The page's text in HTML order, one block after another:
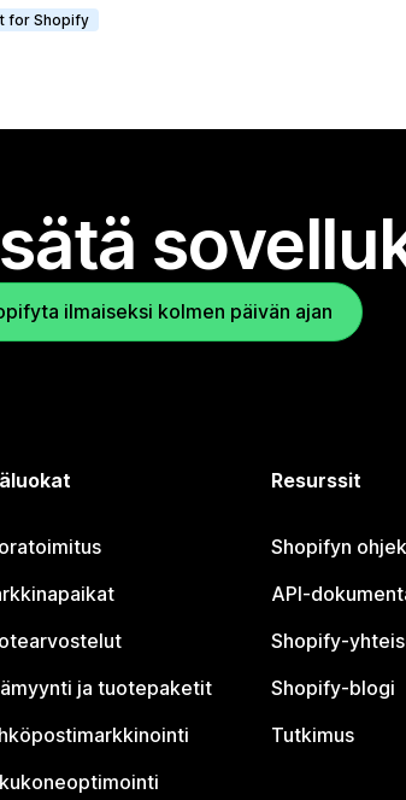
for Shopify
ilmaiseksi kolmen päivän ajan
ja tuotepaketit
Resurssit
Shopifyn
API-
Shopify-
Shopify-blogi
Tutkimus